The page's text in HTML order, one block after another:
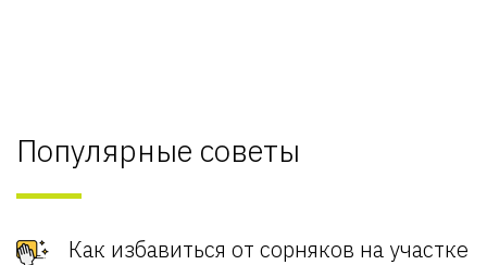
Популярные советы
Как избавиться от сорняков на участке